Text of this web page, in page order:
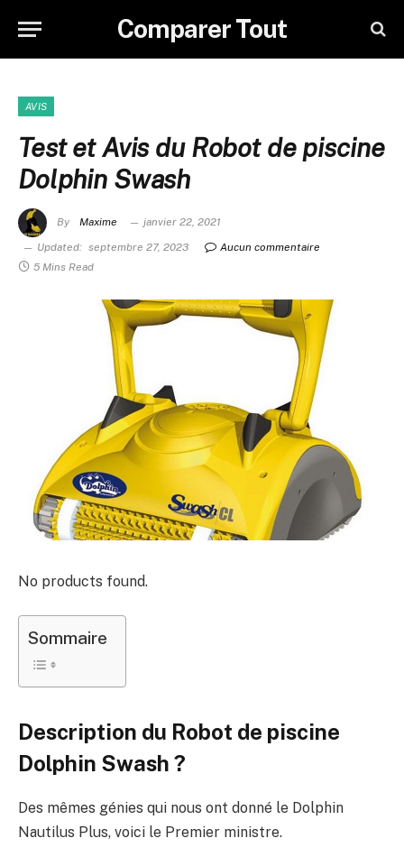
Comparer Tout
AVIS
Test et Avis du Robot de piscine
Dolphin Swash
By Maxime
janvier 22, 2021
Updated: septembre 27, 2023
Aucun commentaire
5 Mins Read
No products found.
Sommaire
Description du Robot de piscine
Dolphin Swash ?
Des mêmes génies qui nous ont donné le Dolphin
Nautilus Plus, voici le Premier ministre.